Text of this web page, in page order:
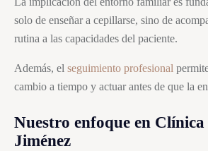
solo de enseñar a cepillarse, sino de
rutina a las capacidades del paciente.
Además, el seguimiento profesional
cambio a tiempo y actuar antes de que la
Nuestro enfoque en Clínica
Jiménez